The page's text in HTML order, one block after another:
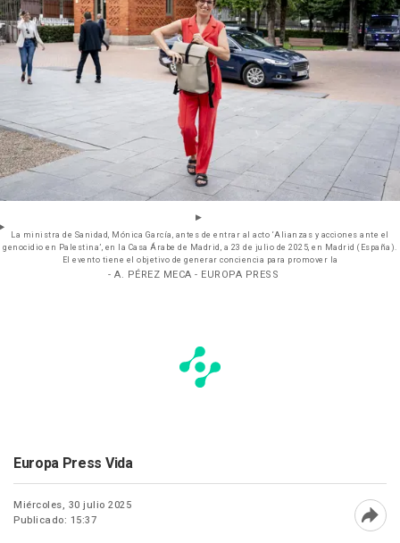
La ministra de Sanidad, Mónica García, antes de entrar al acto ‘Alianzas y acciones ante el
genocidio en Palestina’, en la Casa Árabe de Madrid, a 23 de julio de 2025, en Madrid (España).
El evento tiene el objetivo de generar conciencia para promover la
- A. PÉREZ MECA - EUROPA PRESS
Europa Press Vida
Miércoles, 30 julio 2025
Publicado: 15:37